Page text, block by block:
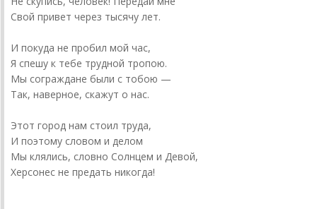
Свой привет через тысячу лет.
И покуда не пробил мой час,
Я спешу к тебе трудной тропою.
Мы сограждане были с тобою —
Так, наверное, скажут о нас.
Этот город нам стоил труда,
И поэтому словом и делом
Мы клялись, словно Солнцем и Девой,
Херсонес не предать никогда!